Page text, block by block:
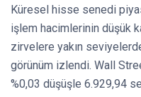
Küresel hisse senedi
işlem hacimlerinin düşük
zirvelere yakın
görünüm izlendi. Wall
%0,03 düşüşle 6.929,94